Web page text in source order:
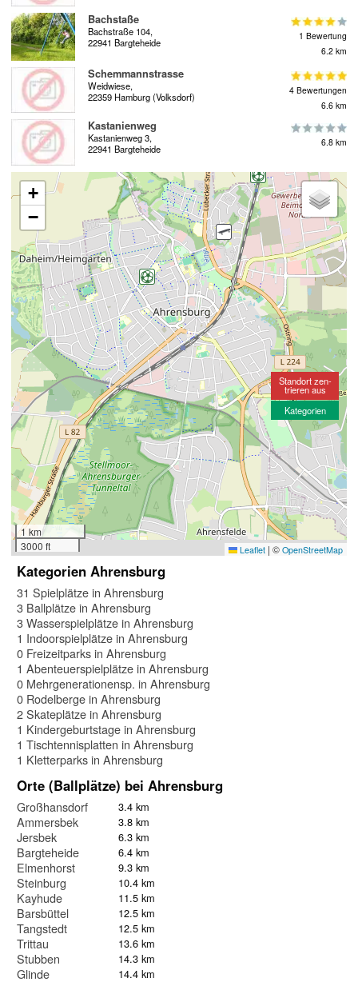
Bachstaße
Bachstraße 104,
22941 Bargteheide
1 Bewertung
6.2 km
Schemmannstrasse
Weidwiese,
22359 Hamburg (Volksdorf)
4 Bewertungen
6.6 km
Kastanienweg
Kastanienweg 3,
22941 Bargteheide
6.8 km
+
−
1 km
3000 ft
Leaflet | © OpenStreetMap
Standort zen-
trieren aus
Kategorien
Kategorien Ahrensburg
31 Spielplätze in Ahrensburg
3 Ballplätze in Ahrensburg
3 Wasserspielplätze in Ahrensburg
1 Indoorspielplätze in Ahrensburg
0 Freizeitparks in Ahrensburg
1 Abenteuerspielplätze in Ahrensburg
0 Mehrgenerationensp. in Ahrensburg
0 Rodelberge in Ahrensburg
2 Skateplätze in Ahrensburg
1 Kindergeburtstage in Ahrensburg
1 Tischtennisplatten in Ahrensburg
1 Kletterparks in Ahrensburg
Orte (Ballplätze) bei Ahrensburg
Großhansdorf 3.4 km
Ammersbek 3.8 km
Jersbek 6.3 km
Bargteheide 6.4 km
Elmenhorst 9.3 km
Steinburg 10.4 km
Kayhude 11.5 km
Barsbüttel 12.5 km
Tangstedt 12.5 km
Trittau 13.6 km
Stubben 14.3 km
Glinde 14.4 km